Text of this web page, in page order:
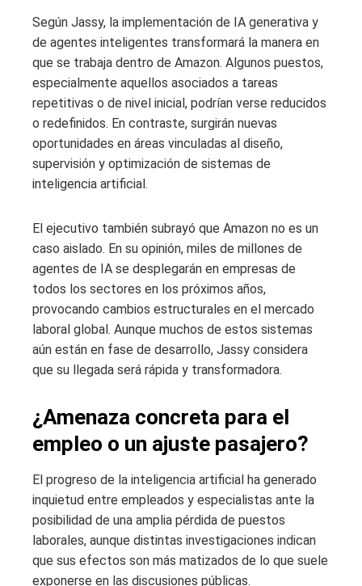
Según Jassy, la implementación de IA generativa y
de agentes inteligentes transformará la manera en
que se trabaja dentro de Amazon. Algunos puestos,
especialmente aquellos asociados a tareas
repetitivas o de nivel inicial, podrían verse reducidos
o redefinidos. En contraste, surgirán nuevas
oportunidades en áreas vinculadas al diseño,
supervisión y optimización de sistemas de
inteligencia artificial.
El ejecutivo también subrayó que Amazon no es un
caso aislado. En su opinión, miles de millones de
agentes de IA se desplegarán en empresas de
todos los sectores en los próximos años,
provocando cambios estructurales en el mercado
laboral global. Aunque muchos de estos sistemas
aún están en fase de desarrollo, Jassy considera
que su llegada será rápida y transformadora.
¿Amenaza concreta para el
empleo o un ajuste pasajero?
El progreso de la inteligencia artificial ha generado
inquietud entre empleados y especialistas ante la
posibilidad de una amplia pérdida de puestos
laborales, aunque distintas investigaciones indican
que sus efectos son más matizados de lo que suele
exponerse en las discusiones públicas.